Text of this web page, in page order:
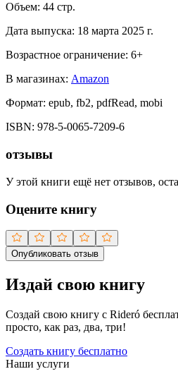
Объем: 44 стр.
Дата выпуска: 18 марта 2025 г.
Возрастное ограничение: 6+
В магазинах: Amazon
Формат: epub, fb2, pdfRead, mobi
ISBN: 978-5-0065-7209-6
отзывы
У этой книги ещё нет отзывов,
Оцените книгу
Опубликовать отзыв
Издай свою книгу
Создай свою книгу с Rideró
просто, как раз, два, три!
Создать книгу бесплатно
Наши услуги